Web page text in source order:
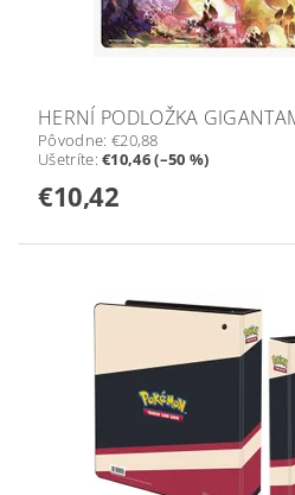
HERNÍ PODLOŽKA
Pôvodne: €20,88
Ušetríte:€10,46 (–50 %)
€10,42